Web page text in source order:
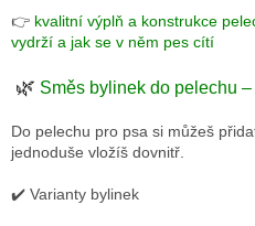
👉 kvalitní výplň a konstrukce
vydrží a jak se v něm pes cítí
🌿 Směs bylinek do pelechu
Do pelechu pro psa si můžeš
jednoduše vložíš dovnitř.
✔️ Varianty bylinek